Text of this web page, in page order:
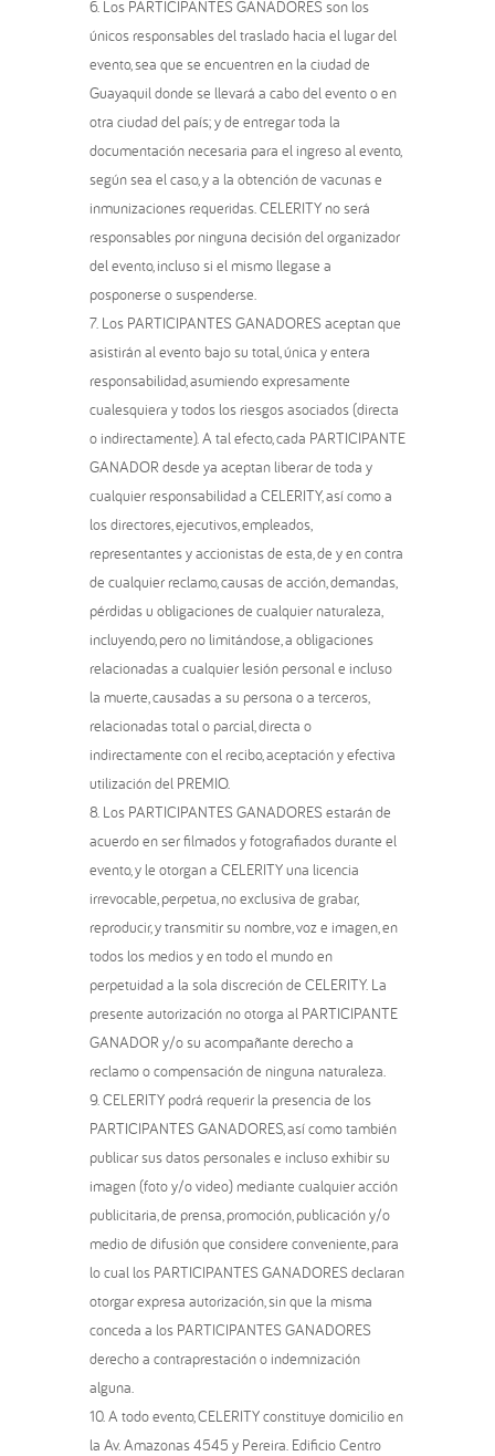
Los PARTICIPANTES GANADORES son los
únicos responsables del traslado hacia el lugar del
evento, sea que se encuentren en la ciudad de
Guayaquil donde se llevará a cabo del evento o en
otra ciudad del país; y de entregar toda la
documentación necesaria para el ingreso al evento,
según sea el caso, y a la obtención de vacunas e
inmunizaciones requeridas. CELERITY no será
responsables por ninguna decisión del organizador
del evento, incluso si el mismo llegase a
posponerse o suspenderse.
Los PARTICIPANTES GANADORES aceptan que
asistirán al evento bajo su total, única y entera
responsabilidad, asumiendo expresamente
cualesquiera y todos los riesgos asociados (directa
o indirectamente). A tal efecto, cada PARTICIPANTE
GANADOR desde ya aceptan liberar de toda y
cualquier responsabilidad a CELERITY, así como a
los directores, ejecutivos, empleados,
representantes y accionistas de esta, de y en contra
de cualquier reclamo, causas de acción, demandas,
pérdidas u obligaciones de cualquier naturaleza,
incluyendo, pero no limitándose, a obligaciones
relacionadas a cualquier lesión personal e incluso
la muerte, causadas a su persona o a terceros,
relacionadas total o parcial, directa o
indirectamente con el recibo, aceptación y efectiva
utilización del PREMIO.
Los PARTICIPANTES GANADORES estarán de
acuerdo en ser filmados y fotografiados durante el
evento, y le otorgan a CELERITY una licencia
irrevocable, perpetua, no exclusiva de grabar,
reproducir, y transmitir su nombre, voz e imagen, en
todos los medios y en todo el mundo en
perpetuidad a la sola discreción de CELERITY. La
presente autorización no otorga al PARTICIPANTE
GANADOR y/o su acompañante derecho a
reclamo o compensación de ninguna naturaleza.
CELERITY podrá requerir la presencia de los
PARTICIPANTES GANADORES, así como también
publicar sus datos personales e incluso exhibir su
imagen (foto y/o video) mediante cualquier acción
publicitaria, de prensa, promoción, publicación y/o
medio de difusión que considere conveniente, para
lo cual los PARTICIPANTES GANADORES declaran
otorgar expresa autorización, sin que la misma
conceda a los PARTICIPANTES GANADORES
derecho a contraprestación o indemnización
alguna.
A todo evento, CELERITY constituye domicilio en
la Av. Amazonas 4545 y Pereira. Edificio Centro